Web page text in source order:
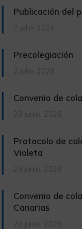
Publicación del
2 julio, 2026
Precolegiación
2 julio, 2026
Convenio de
29 junio, 2026
Protocolo de
Violeta
29 junio, 2026
Convenio de
Canarias
29 junio, 2026